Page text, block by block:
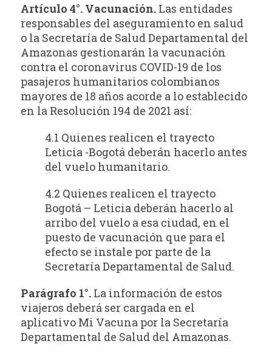
Artículo 4°. Vacunación. Las entidades
responsables del aseguramiento en salud
o la Secretaría de Salud Departamental del
Amazonas gestionarán la vacunación
contra el coronavirus COVID-19 de los
pasajeros humanitarios colombianos
mayores de 18 años acorde a lo establecido
en la Resolución 194 de 2021 así:
4.1 Quienes realicen el trayecto
Leticia -Bogotá deberán hacerlo antes
del vuelo humanitario.
4.2 Quienes realicen el trayecto
Bogotá – Leticia deberán hacerlo al
arribo del vuelo a esa ciudad, en el
puesto de vacunación que para el
efecto se instale por parte de la
Secretaría Departamental de Salud.
Parágrafo 1°. La información de estos
viajeros deberá ser cargada en el
aplicativo Mi Vacuna por la Secretaría
Departamental de Salud del Amazonas.